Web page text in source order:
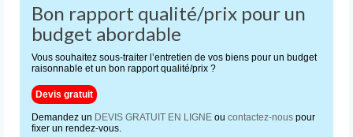
Bon rapport qualité/prix pour un
budget abordable
Vous souhaitez sous-traiter l’entretien de vos biens pour un budget
raisonnable et un bon rapport qualité/prix ?
Devis gratuit
Demandez un DEVIS GRATUIT EN LIGNE ou contactez-nous pour
fixer un rendez-vous.